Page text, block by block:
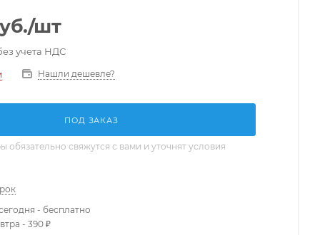
/шт
учета НДС
Нашли дешевле?
ПОД ЗАКАЗ
свяжутся с вами и уточнят условия
- бесплатно
- 390 ₽